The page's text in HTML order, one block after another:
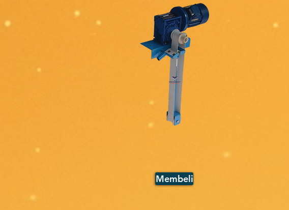
Membeli